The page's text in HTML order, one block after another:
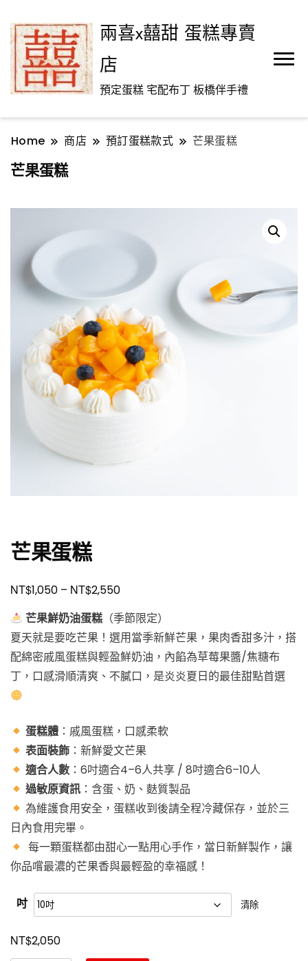
兩喜x囍甜 蛋糕專賣
店
預定蛋糕 宅配布丁 板橋伴手禮
Home 商店 預訂蛋糕款式 芒果蛋糕
芒果蛋糕
芒果蛋糕
NT$1,050 – NT$2,550
芒果鮮奶油蛋糕 （季節限定）
夏天就是要吃芒果！選用當季新鮮芒果，果肉香甜多汁，搭
配綿密戚風蛋糕與輕盈鮮奶油，內餡為草莓果醬/焦糖布
丁，口感滑順清爽、不膩口，是炎炎夏日的最佳甜點首選
蛋糕體 ：戚風蛋糕，口感柔軟
表面裝飾 ：新鮮愛文芒果
適合人數：6吋適合4–6人共享 / 8吋適合6–10人
過敏原資訊 ：含蛋、奶、麩質製品
為維護食用安全，蛋糕收到後請全程冷藏保存，並於三
日內食用完畢。
每一顆蛋糕都由甜心一點用心手作，當日新鮮製作，讓
你品嚐最濃的芒果香與最輕盈的幸福感！
吋 清除
NT$2,050